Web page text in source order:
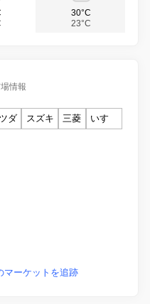
30°C
23°C
情報
ダ スズキ 三菱
いすゞ
ーケットを追跡